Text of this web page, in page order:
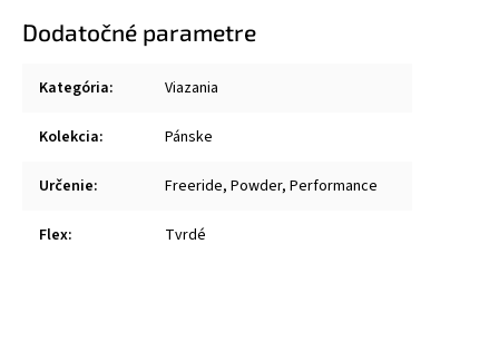
Dodatočné parametre
Kategória: Viazania
Kolekcia: Pánske
Určenie: Freeride, Powder, Performance
Flex: Tvrdé